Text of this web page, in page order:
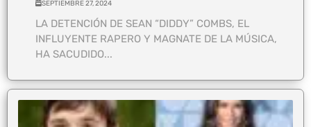
SEPTIEMBRE 27, 2024
LA DETENCIÓN DE SEAN “DIDDY” COMBS, EL
INFLUYENTE RAPERO Y MAGNATE DE LA MÚSICA,
HA SACUDIDO...